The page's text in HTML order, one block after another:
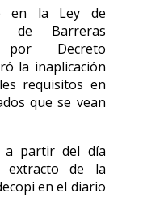
en la Ley de
de Barreras
por Decreto
la inaplicación
requisitos en
que se vean
a partir del día
extracto de la
en el diario